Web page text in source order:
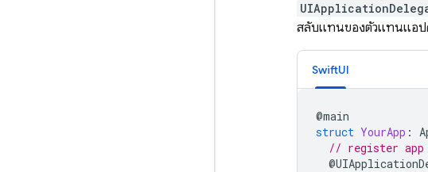
สลับแทนของตัวแทนแอป
SwiftUI
@main
struct YourApp :
// register app
@